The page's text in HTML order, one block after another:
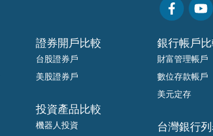
證券開戶比較
台股證券戶
美股證券戶
投資產品比較
機器人投資
銀行帳戶
財富管理帳戶
數位存款帳戶
美元定存
台灣銀行